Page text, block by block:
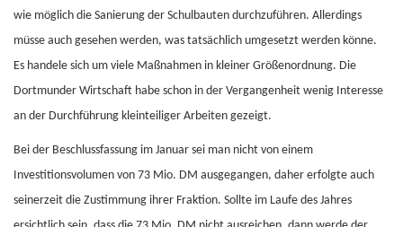
wie möglich die Sanierung der Schulbauten durchzuführen. Allerdings
müsse auch gesehen werden, was tatsächlich umgesetzt werden könne.
Es handele sich um viele Maßnahmen in kleiner Größenordnung. Die
Dortmunder Wirtschaft habe schon in der Vergangenheit wenig Interesse
an der Durchführung kleinteiliger Arbeiten gezeigt.
Bei der Beschlussfassung im Januar sei man nicht von einem
Investitionsvolumen von 73 Mio. DM ausgegangen, daher erfolgte auch
seinerzeit die Zustimmung ihrer Fraktion. Sollte im Laufe des Jahres